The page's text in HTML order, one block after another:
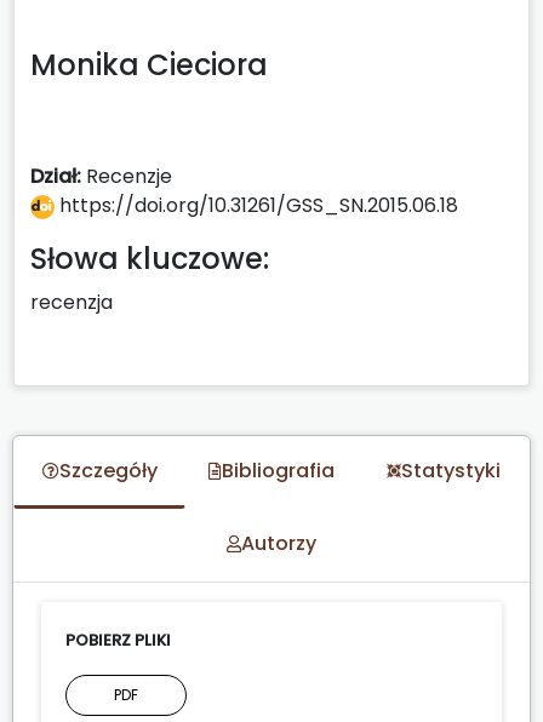
Monika Cieciora
Dział: Recenzje
https://doi.org/10.31261/GSS_SN.2015.06.18
Słowa kluczowe:
recenzja
Szczegóły Bibliografia Statystyki
Autorzy
POBIERZ PLIKI
PDF